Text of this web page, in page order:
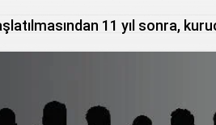
11 yıl sonra,